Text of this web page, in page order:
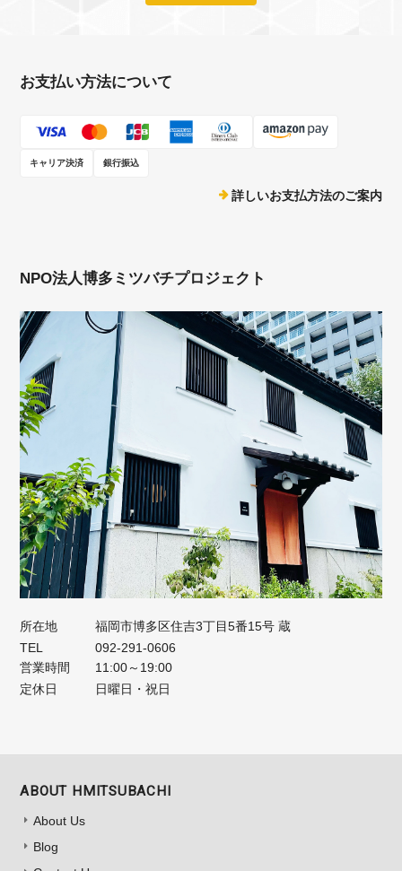
お支払い方法について
キャリア決済 銀行振込
詳しいお支払方法のご案内
NPO法人博多ミツバチプロジェクト
所在地
福岡市博多区住吉3丁目5番15号 蔵
TEL
092-291-0606
営業時間
11:00～19:00
定休日
日曜日・祝日
ABOUT HMITSUBACHI
About Us
Blog